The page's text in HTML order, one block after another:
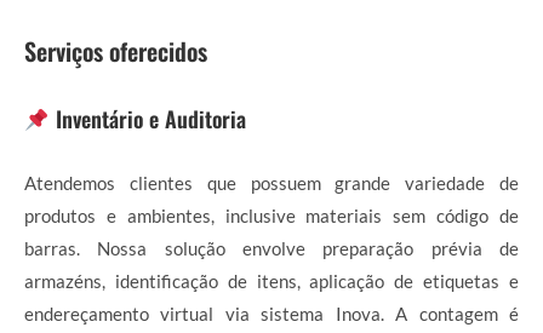
Serviços oferecidos
Inventário e Auditoria
Atendemos clientes que possuem grande variedade de
produtos e ambientes, inclusive materiais sem código de
barras. Nossa solução envolve preparação prévia de
armazéns, identificação de itens, aplicação de etiquetas e
endereçamento virtual via sistema Inova. A contagem é